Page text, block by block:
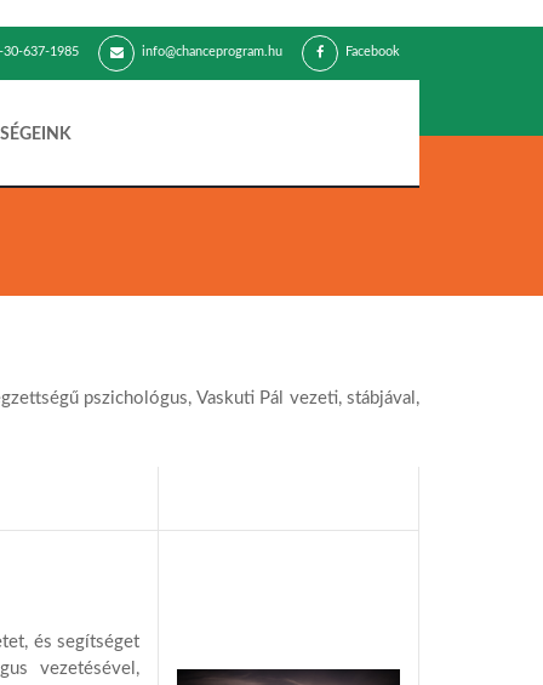
30-637-1985 info@chanceprogram.hu Facebook
pszichológus, Vaskuti Pál vezeti, stábjával,
és segítséget
vezetésével,